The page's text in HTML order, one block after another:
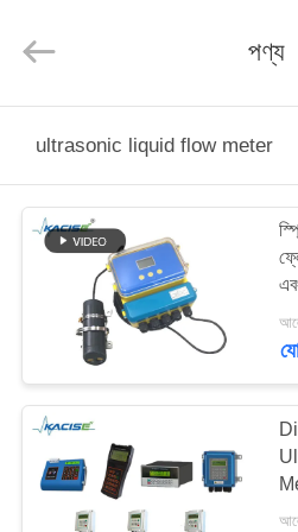
পণ্য
আমাদের
সম্পর্কে
কারখানা
Optronics
Co.,Ltd..
পণ্য
ultrasonic liquid flow meter